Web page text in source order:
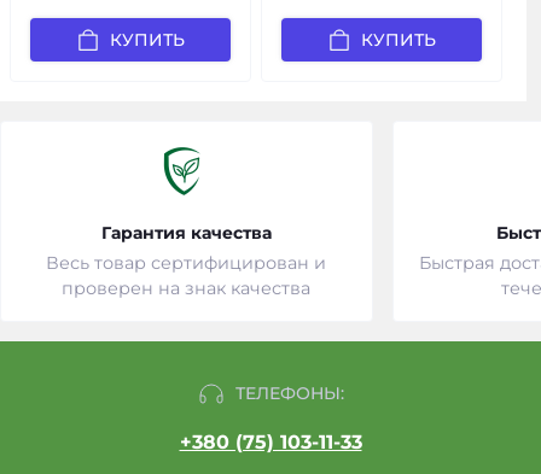
КУПИТЬ КУПИТЬ
Гарантия качества
Весь товар сертифицирован и
проверен на знак качества
Быстрая
ТЕЛЕФОНЫ:
+380 (75) 103-11-33